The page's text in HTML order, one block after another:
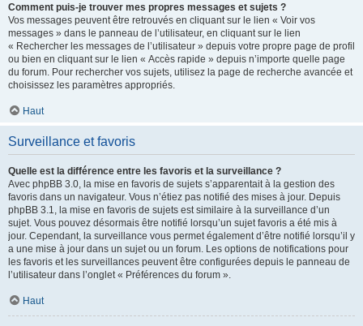
Comment puis-je trouver mes propres messages et sujets ?
Vos messages peuvent être retrouvés en cliquant sur le lien « Voir vos
messages » dans le panneau de l’utilisateur, en cliquant sur le lien
« Rechercher les messages de l’utilisateur » depuis votre propre page de profil
ou bien en cliquant sur le lien « Accès rapide » depuis n’importe quelle page
du forum. Pour rechercher vos sujets, utilisez la page de recherche avancée et
choisissez les paramètres appropriés.
Haut
Surveillance et favoris
Quelle est la différence entre les favoris et la surveillance ?
Avec phpBB 3.0, la mise en favoris de sujets s’apparentait à la gestion des
favoris dans un navigateur. Vous n’étiez pas notifié des mises à jour. Depuis
phpBB 3.1, la mise en favoris de sujets est similaire à la surveillance d’un
sujet. Vous pouvez désormais être notifié lorsqu’un sujet favoris a été mis à
jour. Cependant, la surveillance vous permet également d’être notifié lorsqu’il y
a une mise à jour dans un sujet ou un forum. Les options de notifications pour
les favoris et les surveillances peuvent être configurées depuis le panneau de
l’utilisateur dans l’onglet « Préférences du forum ».
Haut